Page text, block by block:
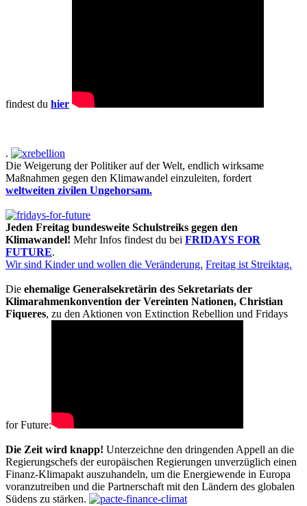
findest du hier
.
Die Weigerung der Politiker auf der Welt, endlich wirksame
Maßnahmen gegen den Klimawandel einzuleiten, fordert
weltweiten zivilen Ungehorsam.
Jeden Freitag bundesweite Schulstreiks gegen den
Klimawandel! Mehr Infos findest du bei FRIDAYS FOR
FUTURE.
Wir sind Kinder und wollen die Veränderung. Freitag ist Streiktag.
Die ehemalige Generalsekretärin des Sekretariats der
Klimarahmenkonvention der Vereinten Nationen, Christian
Fiqueres, zu den Aktionen von Extinction Rebellion und Fridays
for Future:
Die Zeit wird knapp! Unterzeichne den dringenden Appell an die
Regierungschefs der europäischen Regierungen unverzüglich einen
Finanz-Klimapakt auszuhandeln, um die Energiewende in Europa
voranzutreiben und die Partnerschaft mit den Ländern des globalen
Südens zu stärken.